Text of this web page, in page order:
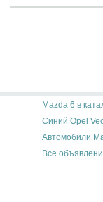
Mazda 6 в
Синий Opel
Автомобили
Все